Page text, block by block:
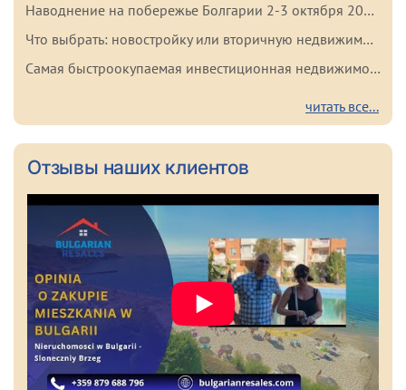
Наводнение на побережье Болгарии 2-3 октября 2025: важные факты для покупателей
Что выбрать: новостройку или вторичную недвижимость в Болгарии? Плюсы и минусы каждого варианта
Самая быстроокупаемая инвестиционная недвижимость в Болгарии
читать все...
Отзывы наших клиентов